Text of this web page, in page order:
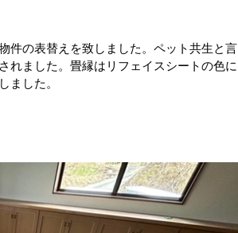
件の表替えを致しました。ペット共生と言
れました。畳縁はリフェイスシートの色に
ました。